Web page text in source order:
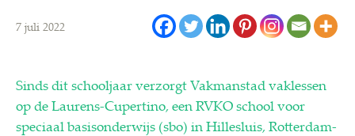
7 juli 2022
Sinds dit schooljaar verzorgt Vakmanstad vaklessen
op de Laurens-Cupertino, een RVKO school voor
speciaal basisonderwijs (sbo) in Hillesluis, Rotterdam-